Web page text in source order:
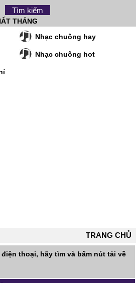
THÁNG
Nhạc chuông hay
Nhạc chuông hot
TRANG CHỦ
thoại, hãy tìm và bấm nút tải về